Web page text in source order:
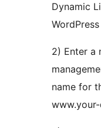
Dynamic
2) Enter a
name for